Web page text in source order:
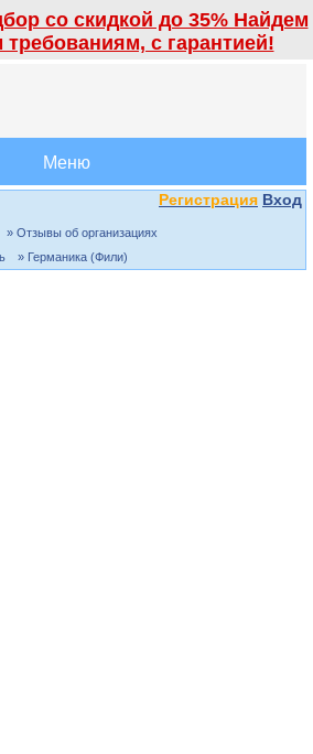
со скидкой до 35% Найдем
с гарантией!
Меню
Регистрация Вход
» Отзывы об организациях
» Германика (Фили)